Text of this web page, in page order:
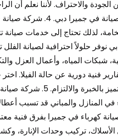
والاحتراف. لأننا نعلم أن
الأول كـ شركة
لذلك تحتاج إلى خدمات
نوفر حلولاً احترافية لصيانة
شبكات المياه، وأعمال
فنية دورية عن حالة الفيلا.
في جميرا دبي تتميز
في المنازل والمباني قد تسبب
كهرباء في جميرا بفرق فنية
الأسلاك، تركيب وحدات